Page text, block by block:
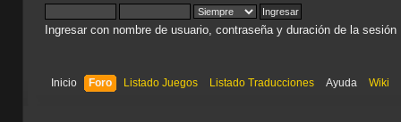
Ingresar con nombre de usuario, contraseña y duración de la sesión
Inicio Foro Listado Juegos Listado Traducciones Ayuda Wiki